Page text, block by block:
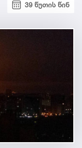
39 წუთის წინ